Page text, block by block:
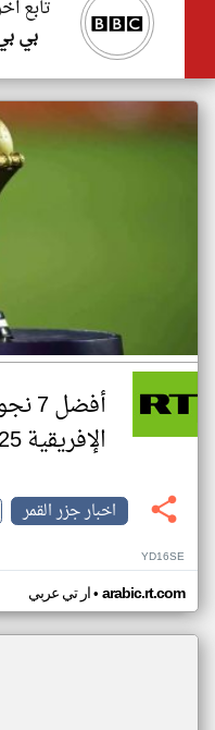
تابع
بي
الإفريقية 2025
اخبار جزر القمر
YD16SE
ار تي عربي• arabic.rt.com